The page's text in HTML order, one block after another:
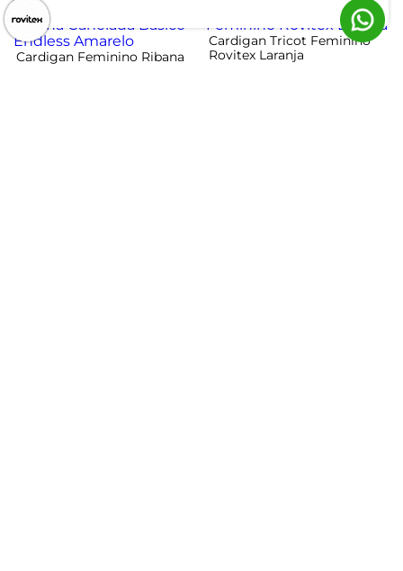
-50%
Cardigan Feminino Ribana
Cardigan Tricot Feminino
Rovitex Laranja